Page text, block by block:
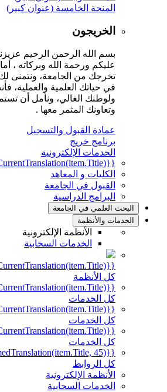
المنحة الخامسة (عنوان كبير)
الخريجون
بسم الله الرحمن الرحيم
عليكم ورحمة الله وبركاته ،
تخرجك من الجامعة، ونتمنى لك
في حياتك العلمية والعملية،
ولوطنك الغالي، ونأمل أن
وتعاونك المثمر معها .
عمادة القبول والتسجيل
برنامج خريج
الخدمات الإلكترونية
{{mmc.getCurrentTranslation(item.Title)}}
الكليات و المعاهد
القبول في الجامعة
البرامج الدراسية
البحث العلمي في الجامعة
الخدمات والأنظمة
الأنظمة الإلكترونية
الخدمات السحابية
{{mmc.getCurrentTranslation(item.Title)}}
كل الأنظمة
{{mmc.getCurrentTranslation(item.Title)}}
كل الخدمات
{{mmc.getCurrentTranslation(item.Title)}}
كل الخدمات
{{mmc.getCurrentTranslation(item.Title)}}
كل الخدمات
{{mmc.getTrimmedTranslation(item.Title, 45)}}
كل الروابط
الأنظمة الإلكترونية
الخدمات السحابية